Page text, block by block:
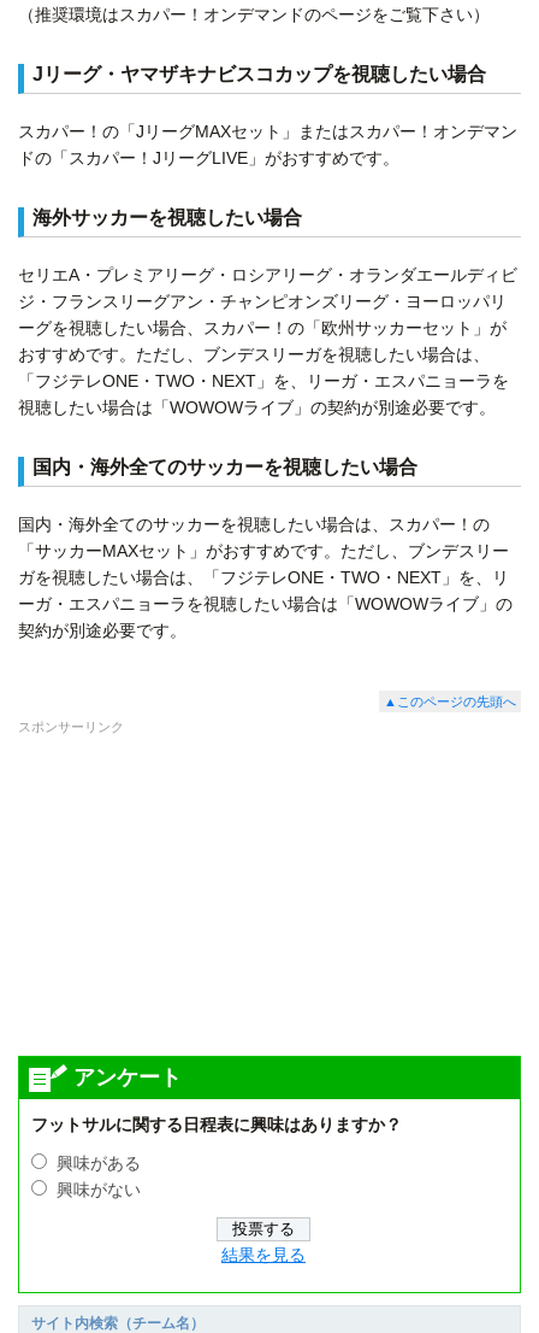
（推奨環境はスカパー！オンデマンドのページをご覧下さい）
Jリーグ・ヤマザキナビスコカップを視聴したい場合
スカパー！の「JリーグMAXセット」またはスカパー！オンデマン
ドの「スカパー！JリーグLIVE」がおすすめです。
海外サッカーを視聴したい場合
セリエA・プレミアリーグ・ロシアリーグ・オランダエールディビ
ジ・フランスリーグアン・チャンピオンズリーグ・ヨーロッパリ
ーグを視聴したい場合、スカパー！の「欧州サッカーセット」が
おすすめです。ただし、ブンデスリーガを視聴したい場合は、
「フジテレONE・TWO・NEXT」を、リーガ・エスパニョーラを
視聴したい場合は「WOWOWライブ」の契約が別途必要です。
国内・海外全てのサッカーを視聴したい場合
国内・海外全てのサッカーを視聴したい場合は、スカパー！の
「サッカーMAXセット」がおすすめです。ただし、ブンデスリー
ガを視聴したい場合は、「フジテレONE・TWO・NEXT」を、リ
ーガ・エスパニョーラを視聴したい場合は「WOWOWライブ」の
契約が別途必要です。
▲このページの先頭へ
スポンサーリンク
アンケート
フットサルに関する日程表に興味はありますか？
興味がある
興味がない
結果を見る
サイト内検索（チーム名）